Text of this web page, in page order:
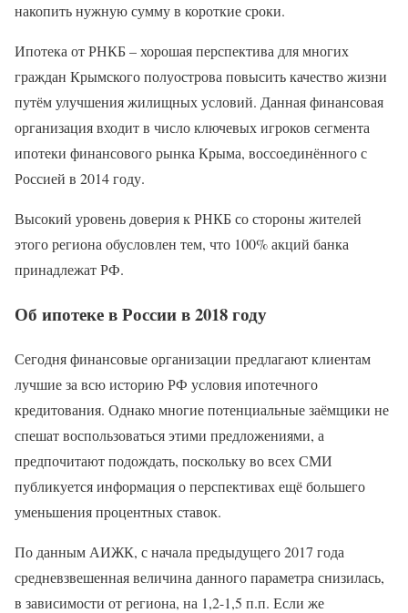
накопить нужную сумму в короткие сроки.
Ипотека от РНКБ – хорошая перспектива для многих
граждан Крымского полуострова повысить качество жизни
путём улучшения жилищных условий. Данная финансовая
организация входит в число ключевых игроков сегмента
ипотеки финансового рынка Крыма, воссоединённого с
Россией в 2014 году.
Высокий уровень доверия к РНКБ со стороны жителей
этого региона обусловлен тем, что 100% акций банка
принадлежат РФ.
Об ипотеке в России в 2018 году
Сегодня финансовые организации предлагают клиентам
лучшие за всю историю РФ условия ипотечного
кредитования. Однако многие потенциальные заёмщики не
спешат воспользоваться этими предложениями, а
предпочитают подождать, поскольку во всех СМИ
публикуется информация о перспективах ещё большего
уменьшения процентных ставок.
По данным АИЖК, с начала предыдущего 2017 года
средневзвешенная величина данного параметра снизилась,
в зависимости от региона, на 1,2-1,5 п.п. Если же